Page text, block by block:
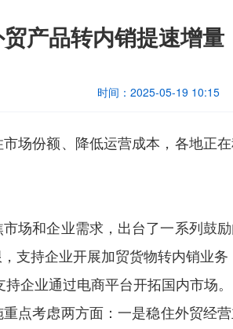
产品转内销提速增量
时间： 2025-05-19 10:15
场份额、降低运营成本，各地正
场和企业需求，出台了一系列鼓
支持企业开展加贸货物转内销业
企业通过电商平台开拓国内市场。
点考虑两方面：一是稳住外贸经